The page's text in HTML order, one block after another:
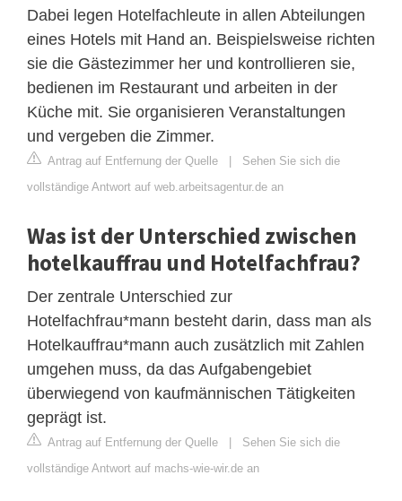
Dabei legen Hotelfachleute in allen Abteilungen
eines Hotels mit Hand an. Beispielsweise richten
sie die Gästezimmer her und kontrollieren sie,
bedienen im Restaurant und arbeiten in der
Küche mit. Sie organisieren Veranstaltungen
und vergeben die Zimmer.
Antrag auf Entfernung der Quelle | Sehen Sie sich die
vollständige Antwort auf web.arbeitsagentur.de an
Was ist der Unterschied zwischen
hotelkauffrau und Hotelfachfrau?
Der zentrale Unterschied zur
Hotelfachfrau*mann besteht darin, dass man als
Hotelkauffrau*mann auch zusätzlich mit Zahlen
umgehen muss, da das Aufgabengebiet
überwiegend von kaufmännischen Tätigkeiten
geprägt ist.
Antrag auf Entfernung der Quelle | Sehen Sie sich die
vollständige Antwort auf machs-wie-wir.de an